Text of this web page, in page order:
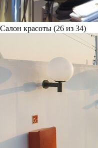
Салон красоты (26 из 34)